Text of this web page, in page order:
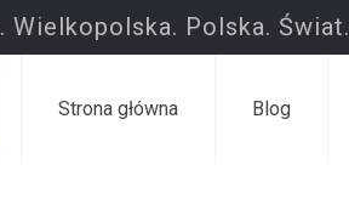
Wielkopolska. Polska. Świat.
Strona główna Blog